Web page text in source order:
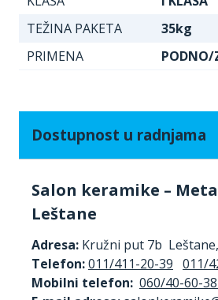
TEŽINA PAKETA
35kg
PRIMENA
PODNO/
Dostupnost u radnjama
Salon keramike –
Leštane
Adresa: Kružni put 7b
Telefon:011/411-20-39 011/
Mobilni telefon: 060/40-60-